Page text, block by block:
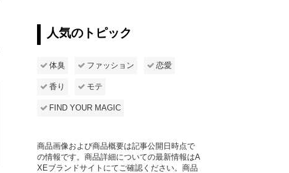
人気のトピック
体臭 ファッション 恋愛
香り モテ
FIND YOUR MAGIC
商品画像および商品概要は記事公開日時点で
の情報です。商品詳細についての最新情報はA
XEブランドサイトにてご確認ください。商品